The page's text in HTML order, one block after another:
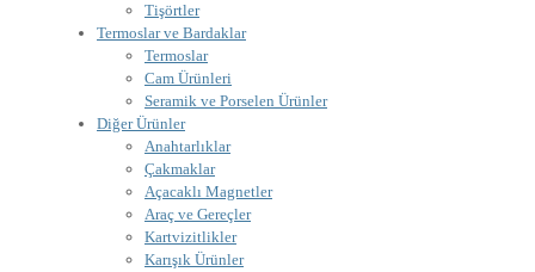
Tişörtler
Termoslar ve Bardaklar
Termoslar
Cam Ürünleri
Seramik ve Porselen Ürünler
Diğer Ürünler
Anahtarlıklar
Çakmaklar
Açacaklı Magnetler
Araç ve Gereçler
Kartvizitlikler
Karışık Ürünler